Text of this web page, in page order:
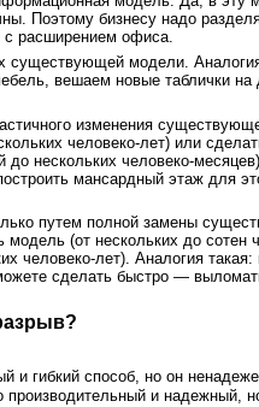
Поэтому бизнесу надо
с расширением офиса.
модели.
вешаем новые таблички
изменения
человеко-лет) или
до нескольких человеко-
мансардный этаж для
путем полной замены
(от нескольких до
человеко-лет). Аналогия
сделать быстро —
гибкий способ, но он
и надежный,